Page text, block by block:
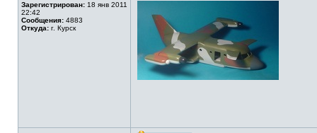
Зарегистрирован: 18 янв 2011
22:42
Сообщения: 4883
Откуда: г. Курск